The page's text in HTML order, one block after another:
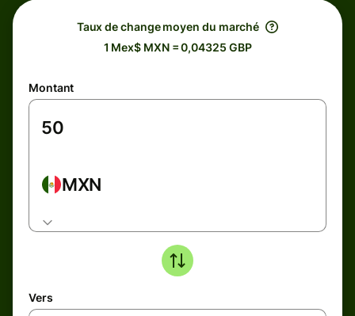
Taux de change moyen du marché
1 Mex$ MXN = 0,04325 GBP
Montant
MXN
Vers